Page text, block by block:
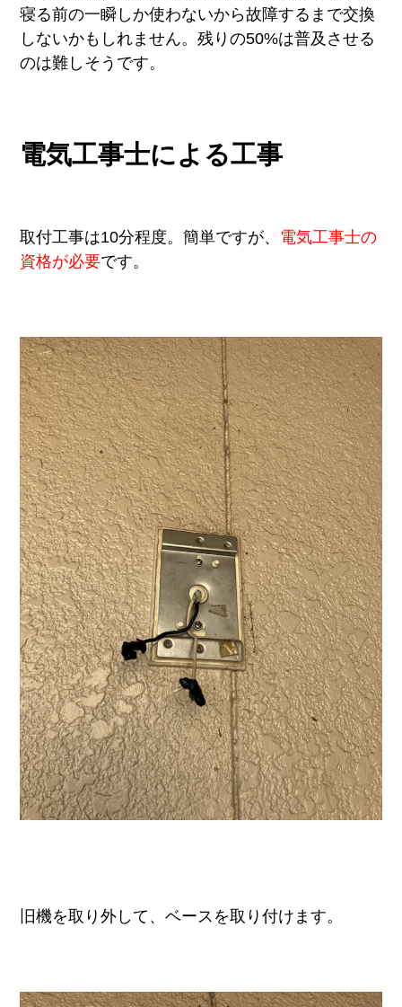
寝る前の一瞬しか使わないから故障するまで交換
しないかもしれません。残りの50%は普及させる
のは難しそうです。
電気工事士による工事
取付工事は10分程度。簡単ですが、 電気工事士の
資格が必要です。
旧機を取り外して、ベースを取り付けます。